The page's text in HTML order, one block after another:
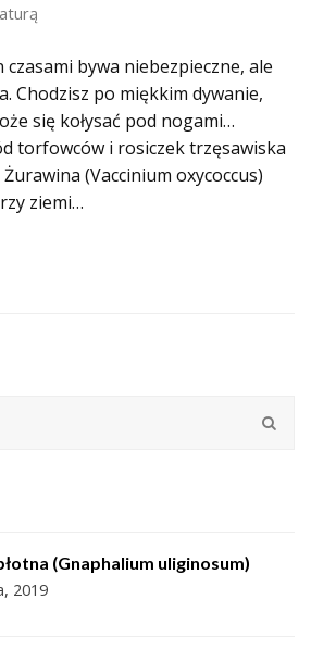
bywa niebezpieczne, ale
Chodzisz po miękkim dywanie,
się kołysać pod nogami…
torfowców i rosiczek trzęsawiska
(Vaccinium oxycoccus)
ziemi…
(Gnaphalium uliginosum)
2019